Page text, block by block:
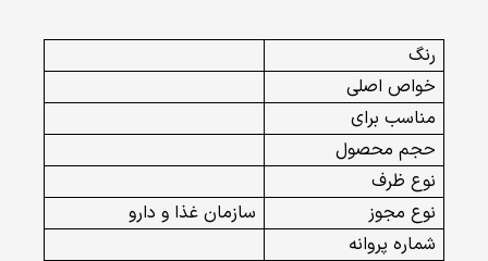
رنگ
خواص اصلی
مناسب برای
حجم محصول
نوع ظرف
نوع مجوز
سازمان غذا و دارو
شماره پروانه